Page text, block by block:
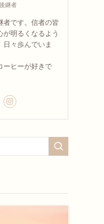
継者
者です。信者の皆
が明るくなるよう
日々歩んでいま
ーヒーが好きで